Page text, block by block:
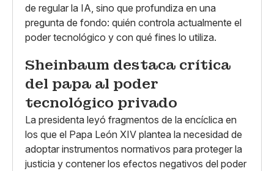
de regular la IA, sino que profundiza en una
pregunta de fondo: quién controla actualmente el
poder tecnológico y con qué fines lo utiliza.
Sheinbaum destaca crítica
del papa al poder
tecnológico privado
La presidenta leyó fragmentos de la encíclica en
los que el Papa León XIV plantea la necesidad de
adoptar instrumentos normativos para proteger la
justicia y contener los efectos negativos del poder